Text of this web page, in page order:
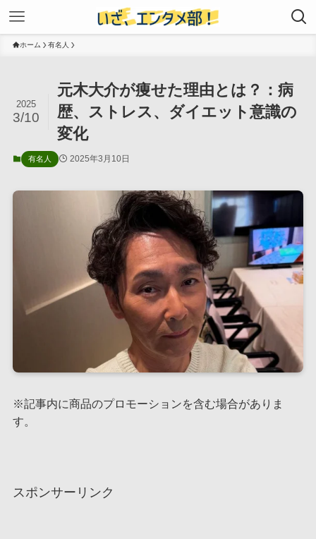
ホーム 有名人
元木大介が痩せた理由とは？：病
歴、ストレス、ダイエット意識の
変化
2025
3/10
有名人 2025年3月10日
※記事内に商品のプロモーションを含む場合がありま
す。
スポンサーリンク